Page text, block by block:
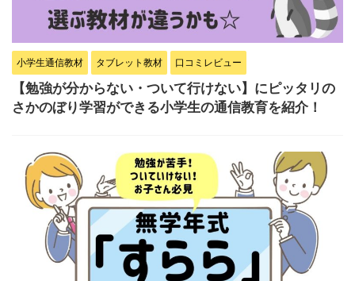
小学生通信教材 タブレット教材 口コミレビュー
【勉強が分からない・ついて行けない】にピッタリの
さかのぼり学習ができる小学生の通信教育を紹介！